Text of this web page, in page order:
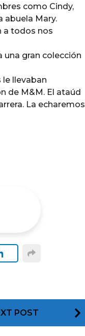
como Cindy,
abuela Mary.
a todos nos
una gran colección
llevaban
de M&M. El ataúd
La echaremos
POST